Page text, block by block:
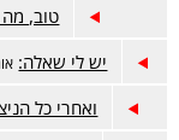
טוב,
יש לי שאלה:
ואחרי כל